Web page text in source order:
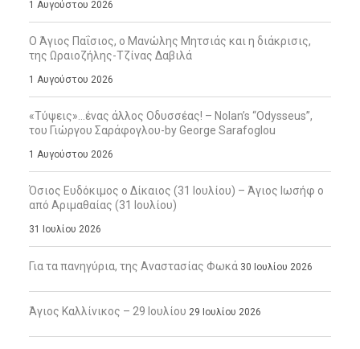
1 Αυγούστου 2026
Ο Άγιος Παΐσιος, ο Μανώλης Μητσιάς και η διάκρισις,
της Ωραιοζήλης-Τζίνας Δαβιλά
1 Αυγούστου 2026
«Τύψεις»…ένας άλλος Οδυσσέας! – Nolan’s “Odysseus”,
του Γιώργου Σαράφογλου-by George Sarafoglou
1 Αυγούστου 2026
Όσιος Ευδόκιμος ο Δίκαιος (31 Ιουλίου) – Άγιος Ιωσήφ ο
από Αριμαθαίας (31 Ιουλίου)
31 Ιουλίου 2026
Για τα πανηγύρια, της Αναστασίας Φωκά 30 Ιουλίου 2026
Άγιος Καλλίνικος – 29 Ιουλίου 29 Ιουλίου 2026